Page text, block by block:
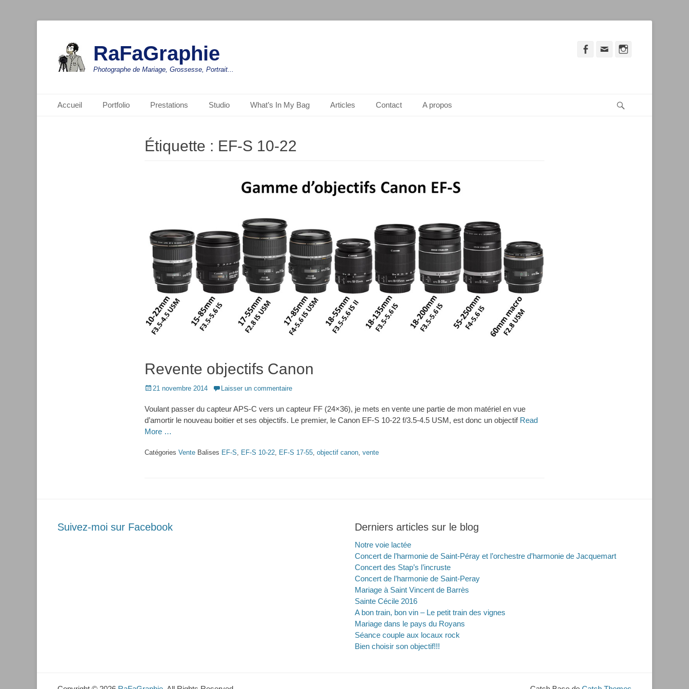
RaFaGraphie
Photographe de Mariage, Grossesse, Portrait...
Facebook
Adresse
Menu principal
Accueil Portfolio Prestations Studio What’s In My Bag Articles Contact A propos
Étiquette : EF-S 10-22
Revente objectifs Canon
Posted
21 novembre 2014 Laisser un commentaire
Voulant passer du capteur APS-C vers un capteur FF (24×36), je mets en vente une partie de mon matériel en vue
d’amortir le nouveau boitier et ses objectifs. Le premier, le Canon EF-S 10-22 f/3.5-4.5 USM, est donc un objectif Read
More …
Catégories Vente Balises EF-S, EF-S 10-22, EF-S 17-55, objectif canon, vente
Suivez-moi sur Facebook Derniers articles sur le blog
Notre voie lactée
Concert de l’harmonie de Saint-Péray et l’orchestre d’harmonie de Jacquemart
Concert des Stap’s l’incruste
Concert de l’harmonie de Saint-Peray
Mariage à Saint Vincent de Barrès
Sainte Cécile 2016
A bon train, bon vin – Le petit train des vignes
Mariage dans le pays du Royans
Séance couple aux locaux rock
Bien choisir son objectif!!!